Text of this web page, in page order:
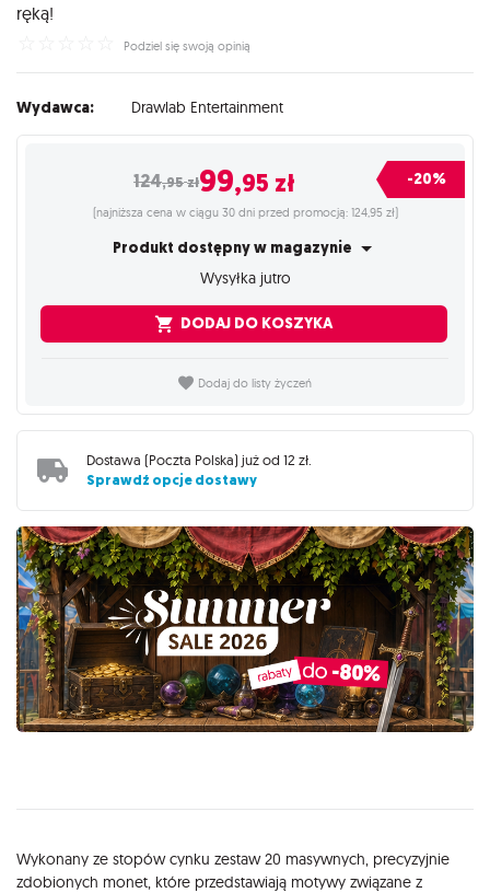
ręką!
Podziel się swoją opinią
Wydawca: Drawlab Entertainment
124,95zł99,95 zł -20%
(najniższa cena w ciągu 30 dni przed promocją: 124,95 zł)
Produkt dostępny w magazynie
Wysyłka jutro
DODAJ DO KOSZYKA
Dodaj do listy życzeń
Dostawa (Poczta Polska) już od 12 zł.
Sprawdź opcje dostawy
Opis
Wykonany ze stopów cynku zestaw 20 masywnych, precyzyjnie
zdobionych monet, które przedstawiają motywy związane z